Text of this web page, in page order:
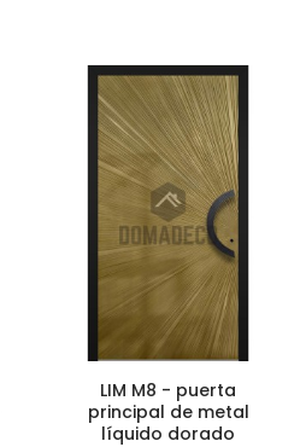
LIM M8 - puerta
principal de metal
líquido dorado